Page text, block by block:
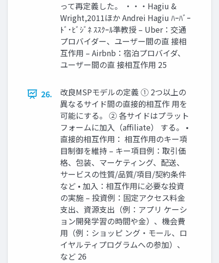
って再定義した。 ・・・Hagiu &
Wright,2011ほか Andrei Hagiu ﾊｰﾊﾞｰ
ﾄﾞ･ﾋﾞｼﾞﾈ ｽｽｸｰﾙ準教授 – Uber：交通
プロバイダー、ユーザー間の直 接相
互作用 – Airbnb：宿泊プロバイダ、
ユーザー間の直 接相互作用 25
26.
改良MSPモデルの定義 ① 2つ以上の
異なるサイド間の直接的相互作 用を
可能にする。 ② 各サイドはプラット
フォームに加入（affiliate） する。 •
直接的相互作用： 相互作用のキー項
目制御を維持 – キー項目例：取引価
格、包装、マーケティング、配送、
サービスの性質/品質/項目/契約条件
など • 加入：相互作用に必要な投資
の実施 – 投資例：固定アクセス料金
支出、資源支出（例：アプリ ケーシ
ョン開発学習の時間や金）、機会費
用（例：ショッピ ング・モール、ロ
イヤルティプログラムへの参加）、
など 26